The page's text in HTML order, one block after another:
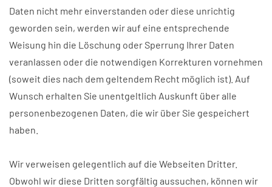
Daten nicht mehr einverstanden oder diese unrichtig
geworden sein, werden wir auf eine entsprechende
Weisung hin die Löschung oder Sperrung Ihrer Daten
veranlassen oder die notwendigen Korrekturen vornehmen
(soweit dies nach dem geltendem Recht möglich ist). Auf
Wunsch erhalten Sie unentgeltlich Auskunft über alle
personenbezogenen Daten, die wir über Sie gespeichert
haben.
Wir verweisen gelegentlich auf die Webseiten Dritter.
Obwohl wir diese Dritten sorgfältig aussuchen, können wir